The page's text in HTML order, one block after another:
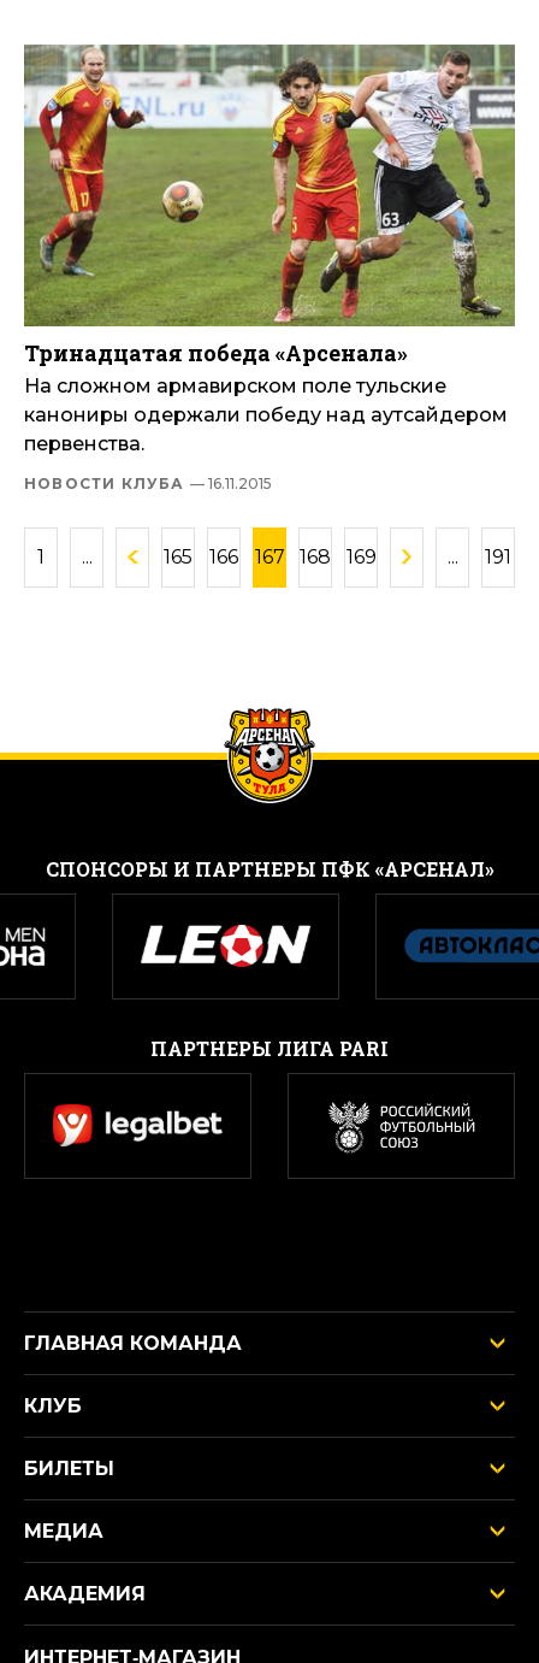
Тринадцатая победа «Арсенала»
На сложном армавирском поле тульские
канониры одержали победу над аутсайдером
первенства.
НОВОСТИ КЛУБА — 16.11.2015
1 ... 165 166 167 168 169 ... 191
CПОНСОРЫ И ПАРТНЕРЫ ПФК «АРСЕНАЛ»
ПАРТНЕРЫ ЛИГА PARI
ГЛАВНАЯ КОМАНДА
КЛУБ
БИЛЕТЫ
МЕДИА
АКАДЕМИЯ
ИНТЕРНЕТ‑МАГАЗИН